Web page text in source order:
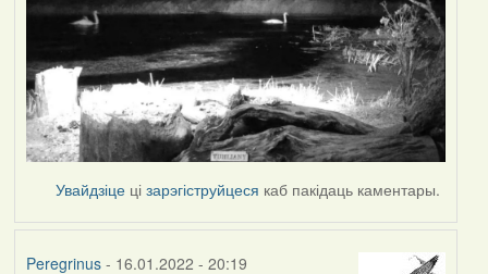
Увайдзіце цізарэгіструйцеся каб пакідаць каментары.
Peregrinus- 16.01.2022 - 20:19